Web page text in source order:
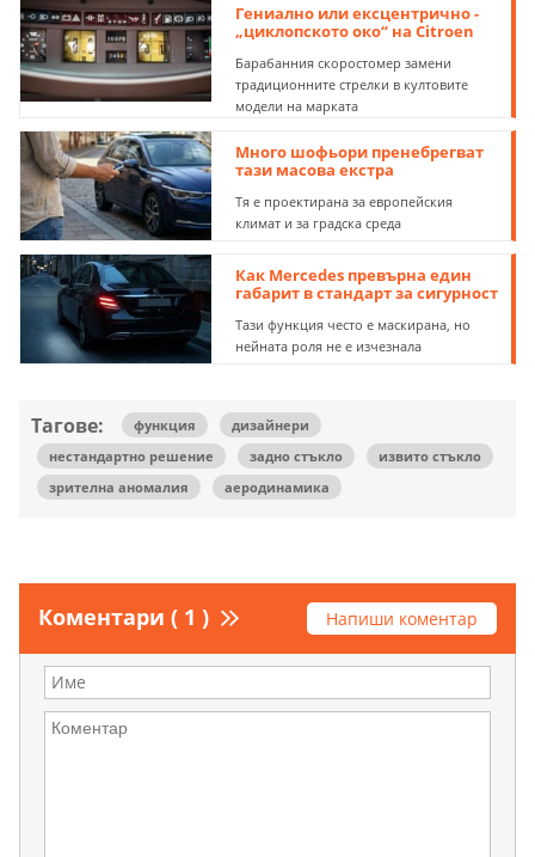
Гениално или ексцентрично -
„циклопското око“ на Citroen
Барабанния скоростомер замени
традиционните стрелки в култовите
модели на марката
Много шофьори пренебрегват
тази масова екстра
Тя е проектирана за европейския
климат и за градска среда
Как Mercedes превърна един
габарит в стандарт за сигурност
Тази функция често е маскирана, но
нейната роля не е изчезнала
Тагове: функция
дизайнери
нестандартно решение
задно стъкло
извито стъкло
зрителна аномалия
аеродинамика
Коментари ( 1 ) Напиши коментар